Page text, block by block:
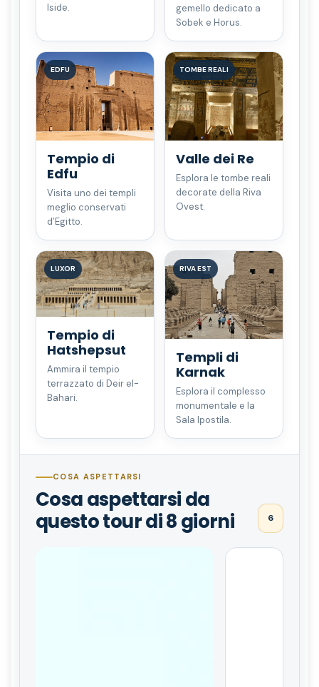
Iside.
gemello dedicato a
Sobek e Horus.
EDFU
Tempio di
Edfu
Visita uno dei templi
meglio conservati
d’Egitto.
TOMBE REALI
Valle dei Re
Esplora le tombe reali
decorate della Riva
Ovest.
LUXOR
Tempio di
Hatshepsut
Ammira il tempio
terrazzato di Deir el-
Bahari.
RIVA EST
Templi di
Karnak
Esplora il complesso
monumentale e la
Sala Ipostila.
COSA ASPETTARSI
Cosa aspettarsi da
questo tour di 8 giorni
6